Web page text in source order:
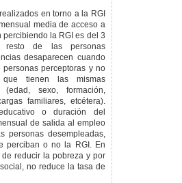
y
en torno a la RGI
media de acceso a
la RGI es del 3
de las personas
desaparecen cuando
perceptoras y no
tienen las mismas
(edad, sexo, formación,
familiares, etcétera).
o duración del
de salida al empleo
personas desempleadas,
perciban o no la RGI. En
reducir la pobreza y por
no reduce la tasa de